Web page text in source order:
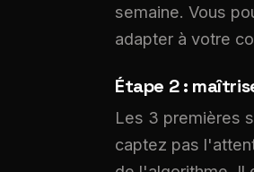
semaine. Vous
adapter à votre
Étape 2 :
Les 3 premières
captez pas